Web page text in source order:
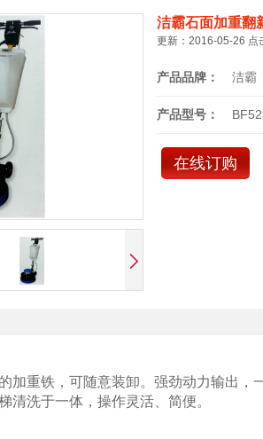
洁霸石面加重翻
更新：2016-05-26 点
产品品牌： 洁霸
产品型号：
在线订购
重铁，可随意装卸。强劲动力输出，
清洗于一体，操作灵活、简便。